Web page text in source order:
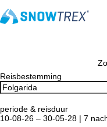
Reisbestemming
periode & reisduur
10-08-26 – 30-05-28 | 7